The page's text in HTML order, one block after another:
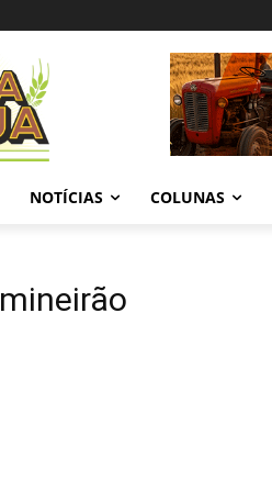
NOTÍCIAS COLUNAS
mineirão